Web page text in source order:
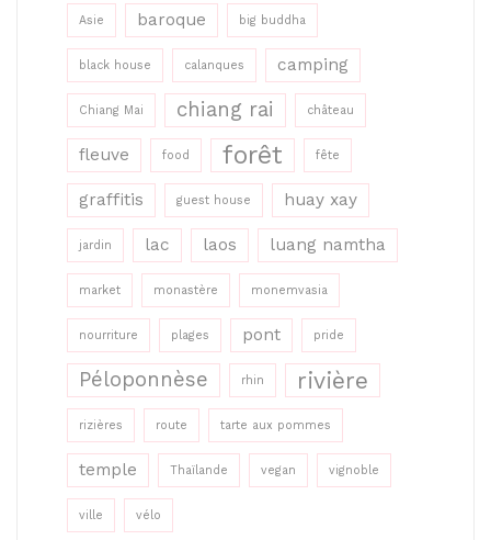
Asie baroque big buddha
black house calanques camping
Chiang Mai chiang rai château
fleuve food forêt fête
graffitis guest house huay xay
jardin lac laos luang namtha
market monastère monemvasia
nourriture plages pont pride
Péloponnèse rhin rivière
rizières route tarte aux pommes
temple Thaïlande vegan vignoble
ville vélo